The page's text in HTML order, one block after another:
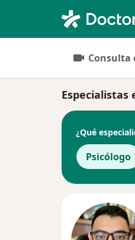
Consulta
Especialistas
¿Qué
Psicólogo